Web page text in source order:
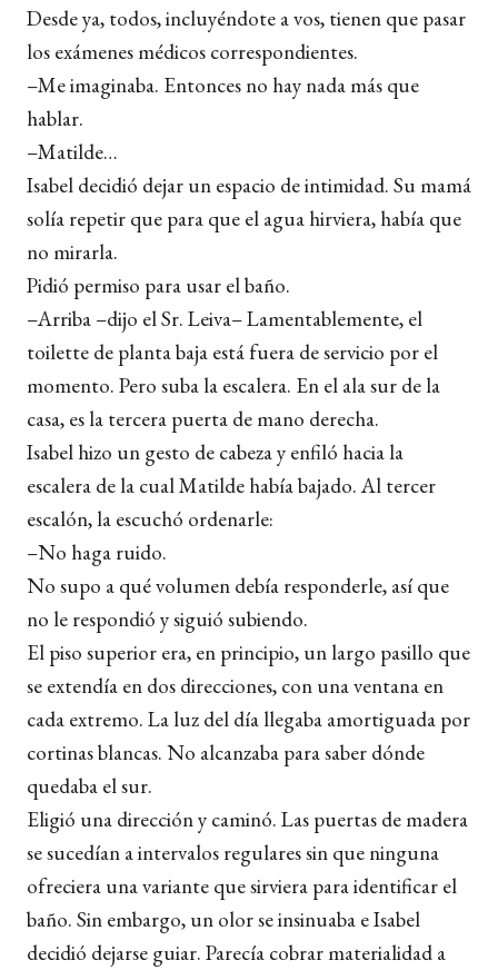
Desde ya, todos, incluyéndote a vos, tienen que pasar
los exámenes médicos correspondientes.
–Me imaginaba. Entonces no hay nada más que
hablar.
–Matilde…
Isabel decidió dejar un espacio de intimidad. Su mamá
solía repetir que para que el agua hirviera, había que
no mirarla.
Pidió permiso para usar el baño.
–Arriba –dijo el Sr. Leiva– Lamentablemente, el
toilette de planta baja está fuera de servicio por el
momento. Pero suba la escalera. En el ala sur de la
casa, es la tercera puerta de mano derecha.
Isabel hizo un gesto de cabeza y enfiló hacia la
escalera de la cual Matilde había bajado. Al tercer
escalón, la escuchó ordenarle:
–No haga ruido.
No supo a qué volumen debía responderle, así que
no le respondió y siguió subiendo.
El piso superior era, en principio, un largo pasillo que
se extendía en dos direcciones, con una ventana en
cada extremo. La luz del día llegaba amortiguada por
cortinas blancas. No alcanzaba para saber dónde
quedaba el sur.
Eligió una dirección y caminó. Las puertas de madera
se sucedían a intervalos regulares sin que ninguna
ofreciera una variante que sirviera para identificar el
baño. Sin embargo, un olor se insinuaba e Isabel
decidió dejarse guiar. Parecía cobrar materialidad a